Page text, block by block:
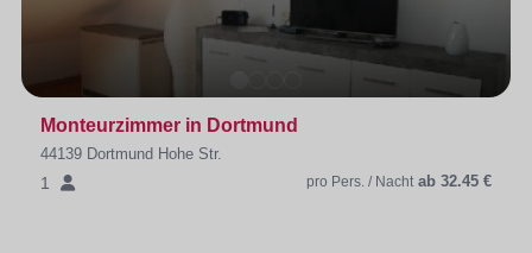
Monteurzimmer in Dortmund
44139 Dortmund Hohe Str.
1 pro Pers. / Nacht ab 32.45 €